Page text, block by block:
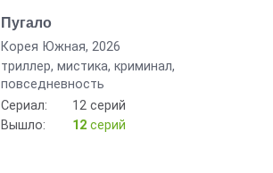
Пугало
Корея Южная, 2026
триллер, мистика, криминал,
повседневность
Сериал:
12 серий
Вышло:
12 серий